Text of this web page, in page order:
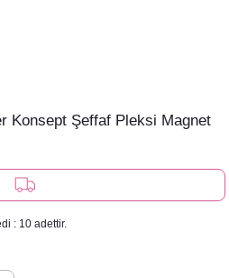
Konsept Şeffaf Pleksi Magnet
: 10 adettir.